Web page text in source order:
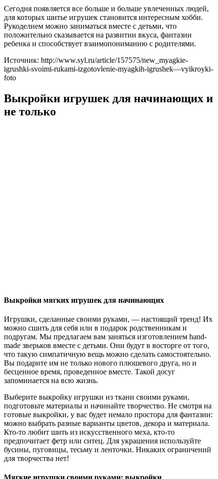
Сегодня появляется все больше и больше увлеченных людей,
для которых шитье игрушек становится интересным хобби.
Рукоделием можно заниматься вместе с детьми, что
положительно сказывается на развитии вкуса, фантазии
ребенка и способствует взаимопониманию с родителями.
Источник: http://www.syl.ru/article/157575/new_myagkie-
igrushki-svoimi-rukami-izgotovlenie-myagkih-igrushek—vyikroyki-
foto
Выкройки игрушек для начинающих и
не только
Выкройки мягких игрушек для начинающих
Игрушки, сделанные своими руками, — настоящий тренд! Их
можно сшить для себя или в подарок родственникам и
подругам. Мы предлагаем вам заняться изготовлением hand-
made зверьков вместе с детьми. Они будут в восторге от того,
что такую симпатичную вещь можно сделать самостоятельно.
Вы подарите им не только нового плюшевого друга, но и
бесценное время, проведенное вместе. Такой досуг
запоминается на всю жизнь.
Выберите выкройку игрушки из ткани своими руками,
подготовьте материалы и начинайте творчество. Не смотря на
готовые выкройки, у вас будет немало простора для фантазии:
можно выбрать разные варианты цветов, декора и материала.
Кто-то любит шить из искусственного меха, кто-то
предпочитает фетр или ситец. Для украшения используйте
бусины, пуговицы, тесьму и ленточки. Никаких ограничений
для творчества нет!